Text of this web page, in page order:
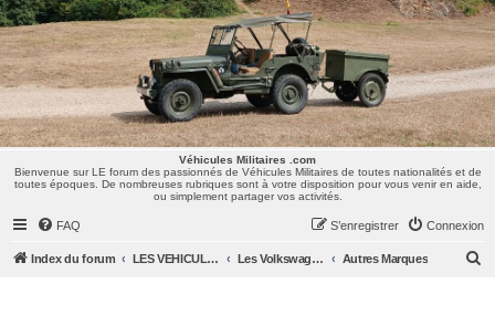
Véhicules Militaires .com
Bienvenue sur LE forum des passionnés de Véhicules Militaires de toutes nationalités et de
toutes époques. De nombreuses rubriques sont à votre disposition pour vous venir en aide,
ou simplement partager vos activités.
FAQ Connexion
S’enregistrer
Index du forum LES VEHICULES MILITAIRES Les Volkswagen, Mercedes, Opel, Zis, Lancia, GAZ,... Autres Marques